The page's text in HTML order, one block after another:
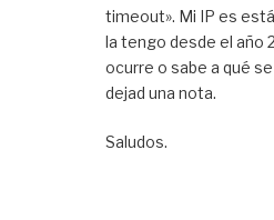
timeout». Mi IP es
la tengo desde el año
ocurre o sabe a qué
dejad una nota.
Saludos.